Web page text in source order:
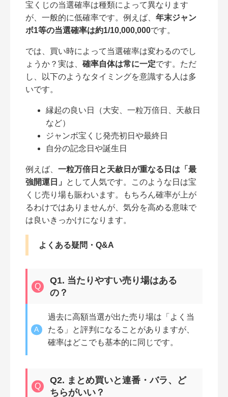
宝くじの当選確率は種類によって異なります
が、一般的に低確率です。例えば、 年末ジャン
ボ1等の当選確率は約1/10,000,000です。
では、買い時によって当選確率は変わるのでし
ょうか？実は、 確率自体は常に一定です。ただ
し、以下のようなタイミングを意識する人は多
いです。
縁起の良い日（大安、一粒万倍日、天赦日
など）
ジャンボ宝くじ発売初日や最終日
自分の記念日や誕生日
例えば、 一粒万倍日と天赦日が重なる日は「最
強開運日」
として人気です。このような日は宝
くじ売り場も賑わいます。もちろん確率が上が
るわけではありませんが、気分を高める意味で
は良いきっかけになります。
よくある疑問・Q&A
Q1. 当たりやすい売り場はある
の？
過去に高額当選が出た売り場は「よく当
たる」と評判になることがありますが、
確率はどこでも基本的に同じです。
Q2. まとめ買いと連番・バラ、ど
ちらがいい？